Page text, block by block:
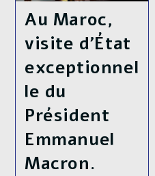
Au Maroc,
visite d’État
exceptionnel
le du
Président
Emmanuel
Macron.